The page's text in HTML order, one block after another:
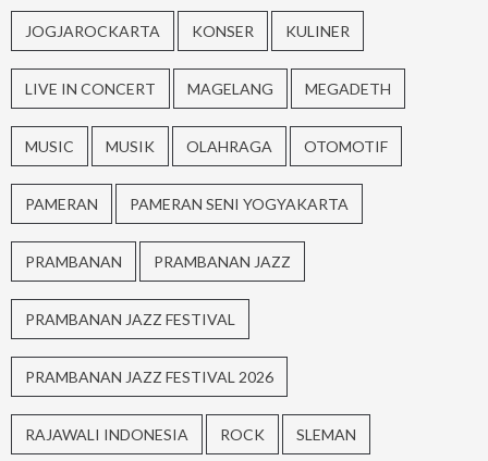
JOGJAROCKARTA KONSER KULINER
LIVE IN CONCERT MAGELANG MEGADETH
MUSIC MUSIK OLAHRAGA OTOMOTIF
PAMERAN PAMERAN SENI YOGYAKARTA
PRAMBANAN PRAMBANAN JAZZ
PRAMBANAN JAZZ FESTIVAL
PRAMBANAN JAZZ FESTIVAL 2026
RAJAWALI INDONESIA ROCK SLEMAN